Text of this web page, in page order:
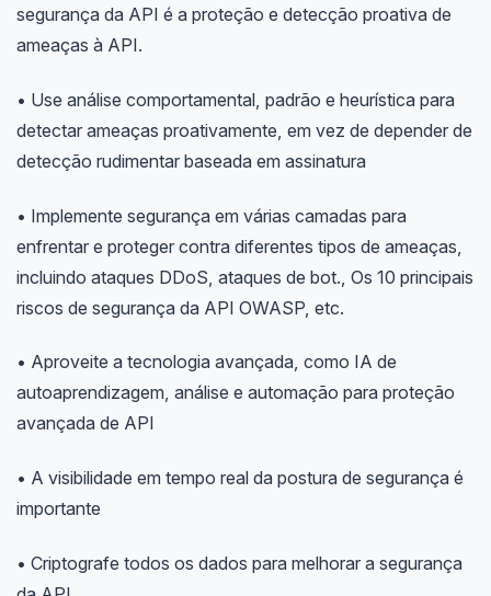
segurança da API é a proteção e detecção proativa de
ameaças à API.
• Use análise comportamental, padrão e heurística para
detectar ameaças proativamente, em vez de depender de
detecção rudimentar baseada em assinatura
• Implemente segurança em várias camadas para
enfrentar e proteger contra diferentes tipos de ameaças,
incluindo ataques DDoS, ataques de bot., Os 10 principais
riscos de segurança da API OWASP, etc.
• Aproveite a tecnologia avançada, como IA de
autoaprendizagem, análise e automação para proteção
avançada de API
• A visibilidade em tempo real da postura de segurança é
importante
• Criptografe todos os dados para melhorar a segurança